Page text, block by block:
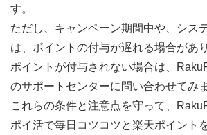
す。
ただし、キャンペーン期間中や、シス
は、ポイントの付与が遅れる場合があ
ポイントが付与されない場合は、
のサポートセンターに問い合わせてみ
これらの条件と注意点を守って、
ポイ活で毎日コツコツと楽天ポイント